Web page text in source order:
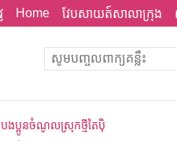
Home វែបសាយត៍សាលាក្រុង
បងប្អូនចំណូលស្រុកថ្មីតៃប៉ិ